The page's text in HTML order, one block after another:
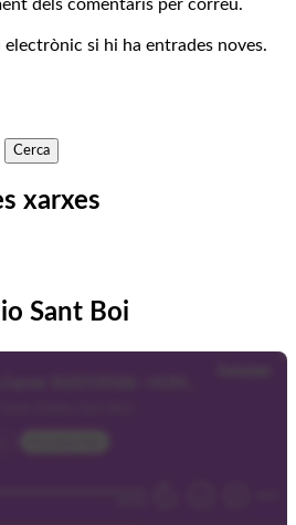
dels comentaris per correu.
si hi ha entrades noves.
Cerca
xarxes
Sant Boi